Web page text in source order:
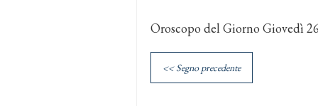
Oroscopo del Giorno Giovedì
<< Segno precedente